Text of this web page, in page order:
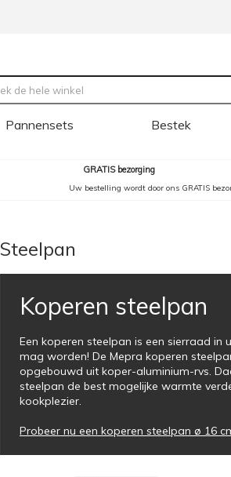
Pannensets Bestek
GRATIS bezorging
Uw bestelling wordt door ons GRATIS
Steelpan
Koperen steelpan
Een koperen steelpan is een sierraad in
mag worden! De Mepra koperen
opgebouwd uit koper-aluminium-rvs.
steelpan de best mogelijke warmte
kookplezier.
Probeer nu een koperen steelpan ø 16